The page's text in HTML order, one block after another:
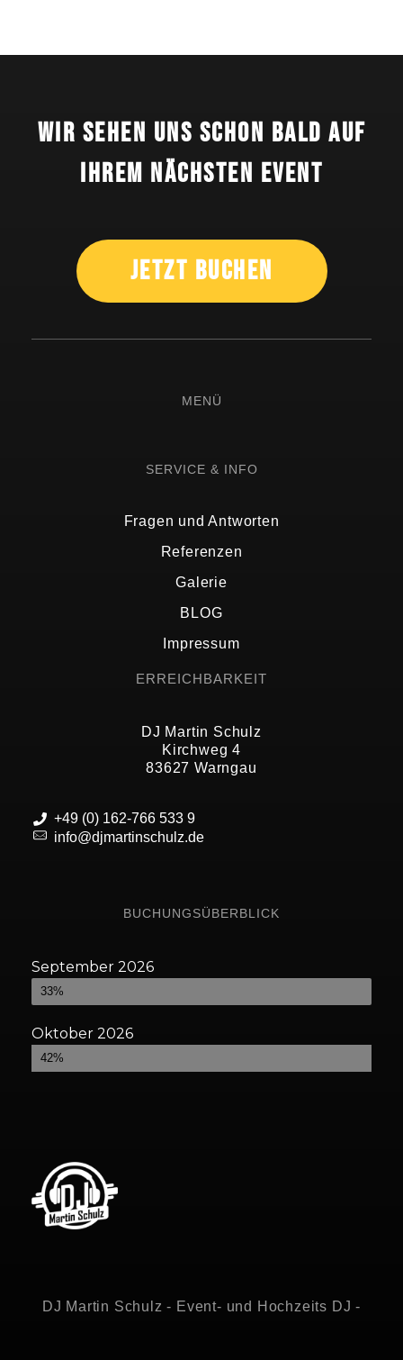
Wir sehen uns schon bald auf
Ihrem nächsten Event
Jetzt Buchen
MENÜ
SERVICE & INFO
Fragen und Antworten
Referenzen
Galerie
BLOG
Impressum
ERREICHBARKEIT
DJ Martin Schulz
Kirchweg 4
83627 Warngau
+49 (0) 162-766 533 9
info@djmartinschulz.de
BUCHUNGSÜBERBLICK
September 2026
Bereits gebucht
33%
Oktober 2026
Bereits gebucht
42%
DJ Martin Schulz - Event- und Hochzeits DJ -